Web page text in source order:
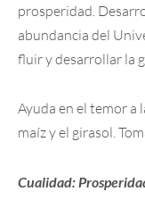
prosperidad.
abundancia del
fluir y desarrollar la
Ayuda en el temor a
maíz y el girasol.
Cualidad: